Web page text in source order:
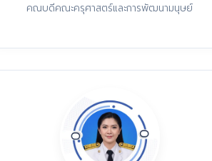
คณบดีคณะครุศาสตร์และการพัฒนามนุษย์